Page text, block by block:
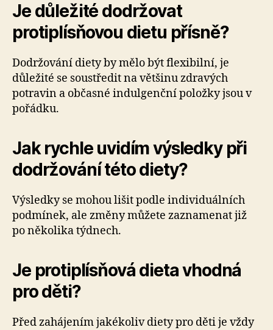
Je důležité dodržovat
protiplísňovou dietu přísně?
Dodržování diety by mělo být flexibilní, je
důležité se soustředit na většinu zdravých
potravin a občasné indulgenční položky jsou v
pořádku.
Jak rychle uvidím výsledky při
dodržování této diety?
Výsledky se mohou lišit podle individuálních
podmínek, ale změny můžete zaznamenat již
po několika týdnech.
Je protiplísňová dieta vhodná
pro děti?
Před zahájením jakékoliv diety pro děti je vždy